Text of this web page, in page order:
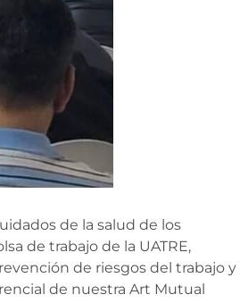
de la salud de los
de trabajo de la UATRE,
de riesgos del trabajo y
de nuestra Art Mutual